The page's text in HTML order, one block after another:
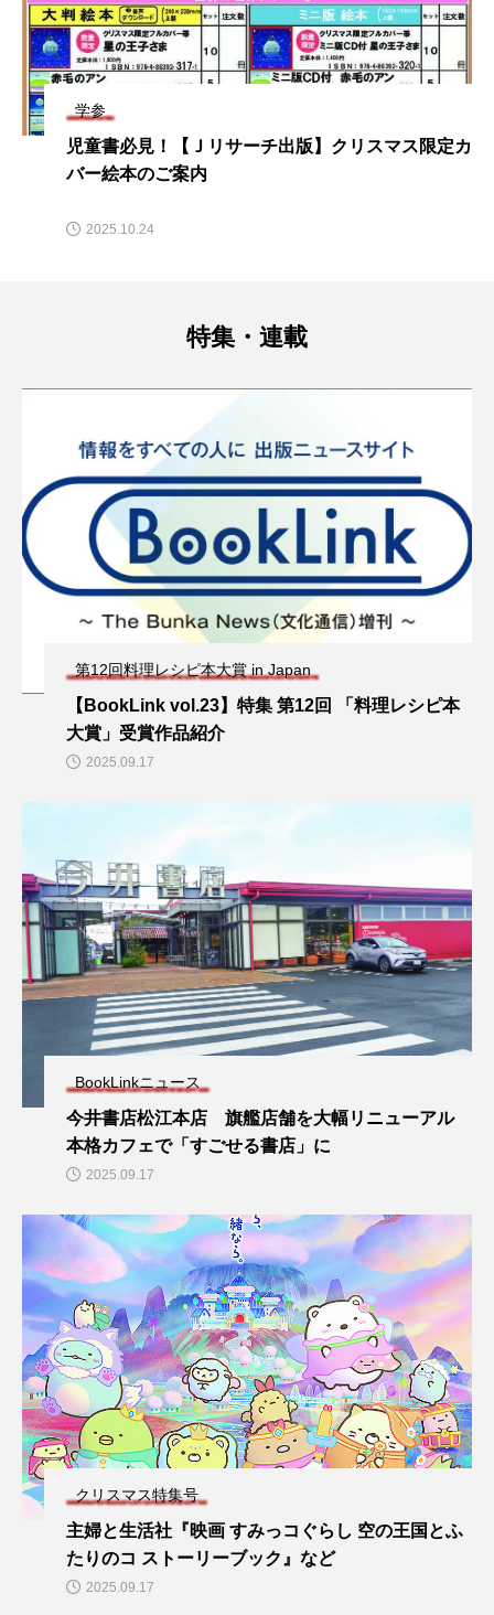
学参
児童書必見！【Ｊリサーチ出版】クリスマス限定カ
バー絵本のご案内
2025.10.24
特集・連載
第12回料理レシピ本大賞 in Japan
【BookLink vol.23】特集 第12回 「料理レシピ本
大賞」受賞作品紹介
2025.09.17
BookLinkニュース
今井書店松江本店 旗艦店舗を大幅リニューアル
本格カフェで「すごせる書店」に
2025.09.17
クリスマス特集号
主婦と生活社『映画 すみっコぐらし 空の王国とふ
たりのコ ストーリーブック』など
2025.09.17